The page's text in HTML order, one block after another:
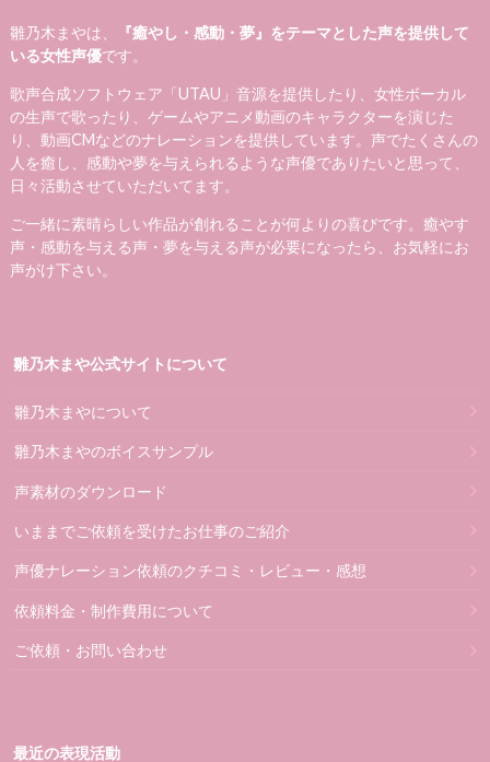
雛乃木まやは、
『癒やし・感動・夢』をテーマとした声を提供して
いる女性声優です。
歌声合成ソフトウェア「UTAU」音源を提供したり、女性ボーカル
の生声で歌ったり、ゲームやアニメ動画のキャラクターを演じた
り、動画CMなどのナレーションを提供しています。声でたくさんの
人を癒し、感動や夢を与えられるような声優でありたいと思って、
日々活動させていただいてます。
ご一緒に素晴らしい作品が創れることが何よりの喜びです。癒やす
声・感動を与える声・夢を与える声が必要になったら、お気軽にお
声がけ下さい。
雛乃木まや公式サイトについて
雛乃木まやについて
雛乃木まやのボイスサンプル
声素材のダウンロード
いままでご依頼を受けたお仕事のご紹介
声優ナレーション依頼のクチコミ・レビュー・感想
依頼料金・制作費用について
ご依頼・お問い合わせ
最近の表現活動